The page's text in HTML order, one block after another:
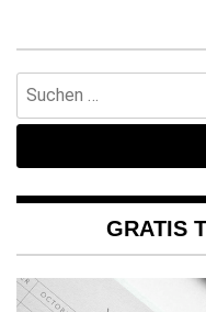
nach:
GRATIS